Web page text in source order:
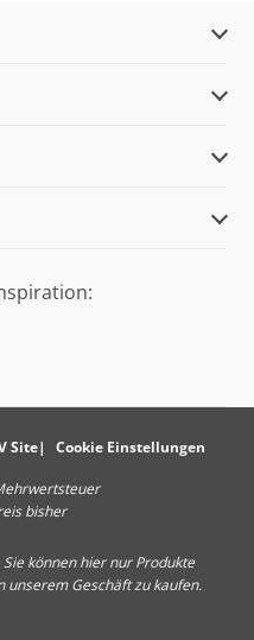
Site Cookie Einstellungen
bisher
Sie können hier nur Produkte
unserem Geschäft zu kaufen.